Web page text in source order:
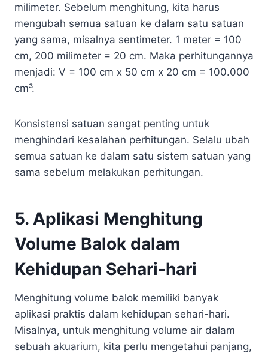
milimeter. Sebelum menghitung, kita harus
mengubah semua satuan ke dalam satu satuan
yang sama, misalnya sentimeter. 1 meter = 100
cm, 200 milimeter = 20 cm. Maka perhitungannya
menjadi: V = 100 cm x 50 cm x 20 cm = 100.000
cm³.
Konsistensi satuan sangat penting untuk
menghindari kesalahan perhitungan. Selalu ubah
semua satuan ke dalam satu sistem satuan yang
sama sebelum melakukan perhitungan.
5. Aplikasi Menghitung
Volume Balok dalam
Kehidupan Sehari-hari
Menghitung volume balok memiliki banyak
aplikasi praktis dalam kehidupan sehari-hari.
Misalnya, untuk menghitung volume air dalam
sebuah akuarium, kita perlu mengetahui panjang,